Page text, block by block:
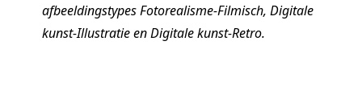
afbeeldingstypes Fotorealisme-Filmisch, Digitale
kunst-Illustratie en Digitale kunst-Retro.